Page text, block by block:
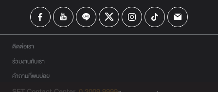
ติดต่อเรา
ร่วมงานกับเรา
คำถามที่พบบ่อย